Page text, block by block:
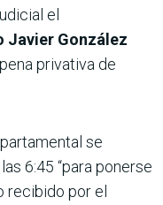
el
Javier González
privativa de
se
6:45 “para ponerse
recibido por el